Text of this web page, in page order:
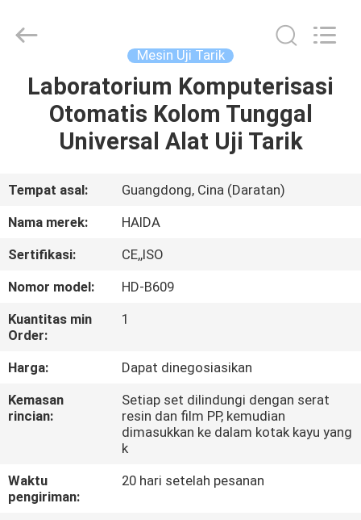
BERANDA
PRODUK
VIDEO
VR
TENTANG
KAMI
TUR
PABRIK
KONTROL
KUALITAS
Reserved.
Mesin Uji Tarik
Laboratorium Komputerisasi
Otomatis Kolom Tunggal
Universal Alat Uji Tarik
Tempat asal:
Guangdong, Cina (Daratan)
Nama merek:
HAIDA
Sertifikasi:
CE,,ISO
Nomor model:
HD-B609
Kuantitas min
Order:
1
Harga:
Dapat dinegosiasikan
Kemasan
rincian:
Setiap set dilindungi dengan serat
resin dan film PP, kemudian
dimasukkan ke dalam kotak kayu yang
k
Waktu
pengiriman:
20 hari setelah pesanan